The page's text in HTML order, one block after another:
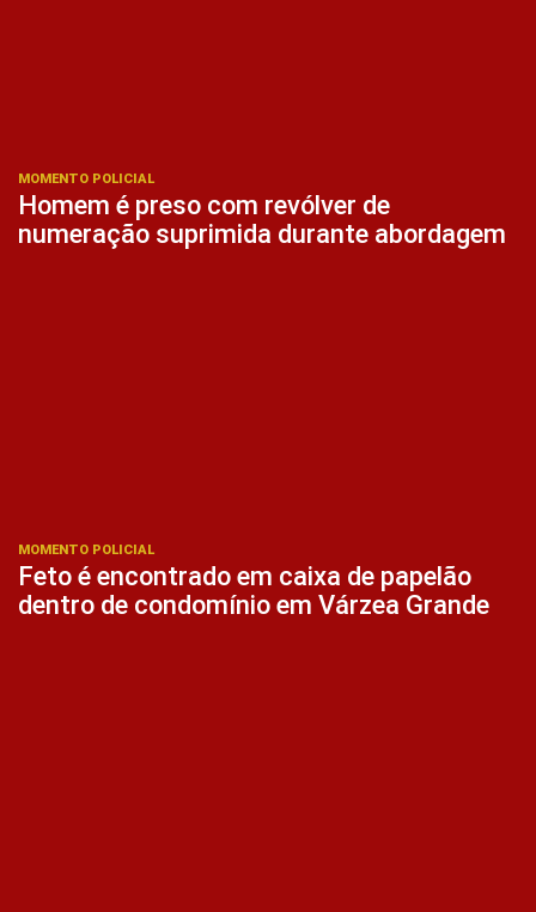
MOMENTO POLICIAL
Homem é preso com revólver de
numeração suprimida durante abordagem
MOMENTO POLICIAL
Feto é encontrado em caixa de papelão
dentro de condomínio em Várzea Grande